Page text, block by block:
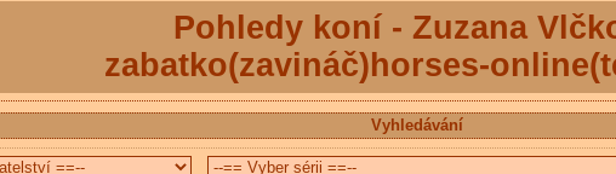
Pohledy koní - Zuzana
zabatko(zavináč)horses-
Vyhledávání